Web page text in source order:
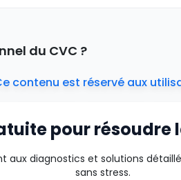
du CVC ?
contenu est réservé aux
pour résoudre
aux diagnostics et solutions
sans stress.